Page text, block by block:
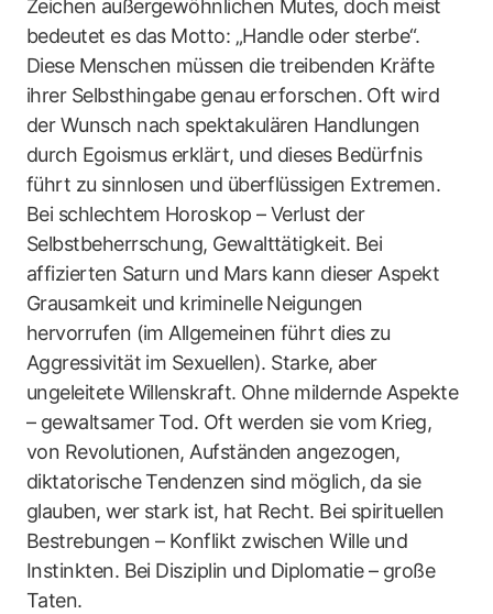
Zeichen außergewöhnlichen Mutes, doch meist
bedeutet es das Motto: „Handle oder sterbe“.
Diese Menschen müssen die treibenden Kräfte
ihrer Selbsthingabe genau erforschen. Oft wird
der Wunsch nach spektakulären Handlungen
durch Egoismus erklärt, und dieses Bedürfnis
führt zu sinnlosen und überflüssigen Extremen.
Bei schlechtem Horoskop – Verlust der
Selbstbeherrschung, Gewalttätigkeit. Bei
affizierten Saturn und Mars kann dieser Aspekt
Grausamkeit und kriminelle Neigungen
hervorrufen (im Allgemeinen führt dies zu
Aggressivität im Sexuellen). Starke, aber
ungeleitete Willenskraft. Ohne mildernde Aspekte
– gewaltsamer Tod. Oft werden sie vom Krieg,
von Revolutionen, Aufständen angezogen,
diktatorische Tendenzen sind möglich, da sie
glauben, wer stark ist, hat Recht. Bei spirituellen
Bestrebungen – Konflikt zwischen Wille und
Instinkten. Bei Disziplin und Diplomatie – große
Taten.